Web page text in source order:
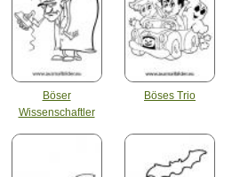
Böser
Wissenschaftler
Böses Trio